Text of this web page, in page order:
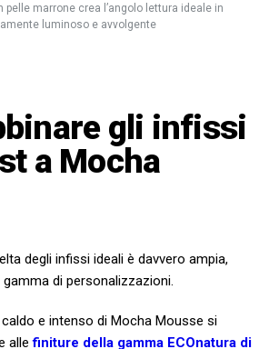
pelle marrone crea l’angolo lettura ideale in
luminoso e avvolgente
gli infissi
a Mocha
degli infissi ideali è davvero ampia,
di personalizzazioni.
e intenso di Mocha Mousse si
alle finiture della gamma ECOnatura di